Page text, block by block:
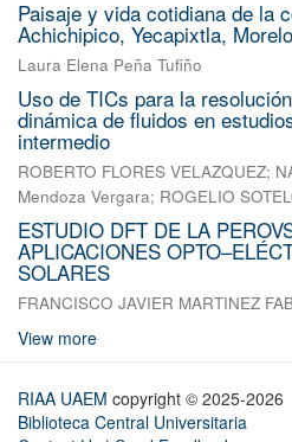
Paisaje y vida cotidiana de la
Achichipico, Yecapixtla,
Laura Elena Peña Tufiño
Uso de TICs para la
dinámica de fluidos en
intermedio
ROBERTO FLORES VELAZQUEZ;
Mendoza Vergara; ROGELIO
ESTUDIO DFT DE LA
APLICACIONES
SOLARES
FRANCISCO JAVIER MARTINEZ
View more
RIAA UAEM copyright © 2025-2026
Biblioteca Central Universitaria